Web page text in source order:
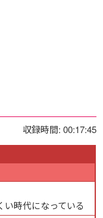
収録時間: 00:17:45
時代になっている